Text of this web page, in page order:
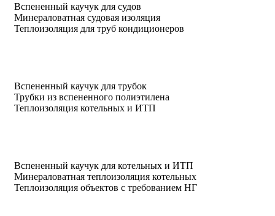
Вспененный каучук для судов
Минераловатная судовая изоляция
Теплоизоляция для труб кондиционеров
Вспененный каучук для трубок
Трубки из вспененного полиэтилена
Теплоизоляция котельных и ИТП
Вспененный каучук для котельных и ИТП
Минераловатная теплоизоляция котельных
Теплоизоляция объектов с требованием НГ